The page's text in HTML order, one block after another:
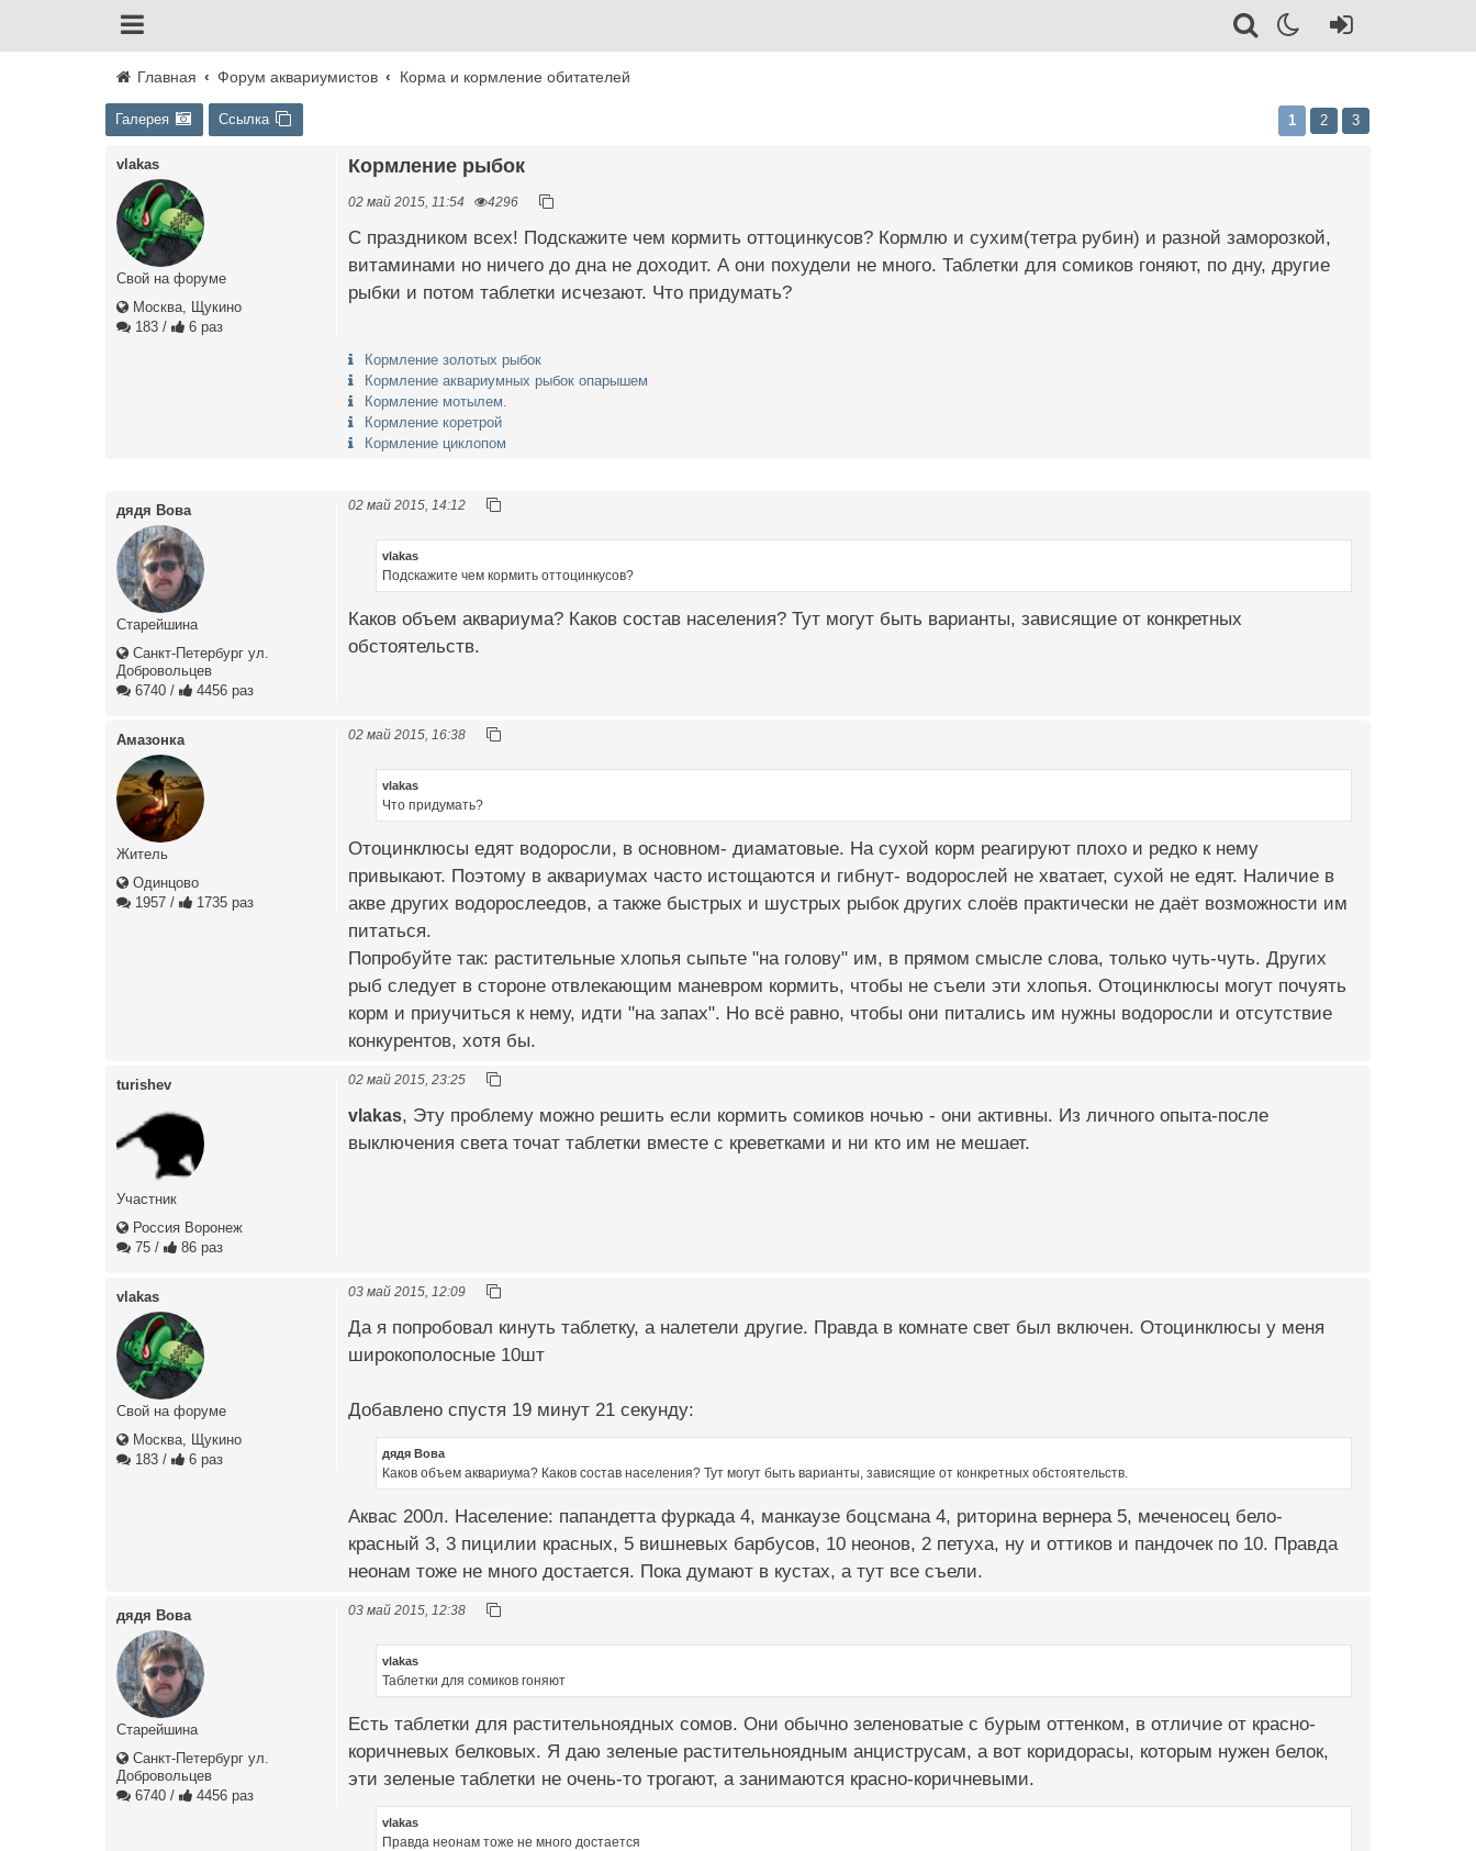
Главная Форум аквариумистов Корма и кормление обитателей
Галерея Ссылка 1 2 3
vlakas
Свой на форуме
Москва, Щукино
183 / 6 раз
Кормление рыбок
02 май 2015, 11:54 4296
С праздником всех! Подскажите чем кормить оттоцинкусов? Кормлю и сухим(тетра рубин) и разной заморозкой,
витаминами но ничего до дна не доходит. А они похудели не много. Таблетки для сомиков гоняют, по дну, другие
рыбки и потом таблетки исчезают. Что придумать?
Кормление золотых рыбок
Кормление аквариумных рыбок опарышем
Кормление мотылем.
Кормление коретрой
Кормление циклопом
дядя Вова
Старейшина
Санкт-Петербург ул.
Добровольцев
6740 / 4456 раз
02 май 2015, 14:12
vlakas
Подскажите чем кормить оттоцинкусов?
Каков объем аквариума? Каков состав населения? Тут могут быть варианты, зависящие от конкретных
обстоятельств.
Амазонка
Житель
Одинцово
1957 / 1735 раз
02 май 2015, 16:38
vlakas
Что придумать?
Отоцинклюсы едят водоросли, в основном- диаматовые. На сухой корм реагируют плохо и редко к нему
привыкают. Поэтому в аквариумах часто истощаются и гибнут- водорослей не хватает, сухой не едят. Наличие в
акве других водорослеедов, а также быстрых и шустрых рыбок других слоёв практически не даёт возможности им
питаться.
Попробуйте так: растительные хлопья сыпьте "на голову" им, в прямом смысле слова, только чуть-чуть. Других
рыб следует в стороне отвлекающим маневром кормить, чтобы не съели эти хлопья. Отоцинклюсы могут почуять
корм и приучиться к нему, идти "на запах". Но всё равно, чтобы они питались им нужны водоросли и отсутствие
конкурентов, хотя бы.
turishev
Участник
Россия Воронеж
75 / 86 раз
02 май 2015, 23:25
vlakas, Эту проблему можно решить если кормить сомиков ночью - они активны. Из личного опыта-после
выключения света точат таблетки вместе с креветками и ни кто им не мешает.
vlakas
Свой на форуме
Москва, Щукино
183 / 6 раз
03 май 2015, 12:09
Да я попробовал кинуть таблетку, а налетели другие. Правда в комнате свет был включен. Отоцинклюсы у меня
широкополосные 10шт
Добавлено спустя 19 минут 21 секунду:
дядя Вова
Каков объем аквариума? Каков состав населения? Тут могут быть варианты, зависящие от конкретных обстоятельств.
Аквас 200л. Население: папандетта фуркада 4, манкаузе боцсмана 4, риторина вернера 5, меченосец бело-
красный 3, 3 пицилии красных, 5 вишневых барбусов, 10 неонов, 2 петуха, ну и оттиков и пандочек по 10. Правда
неонам тоже не много достается. Пока думают в кустах, а тут все съели.
дядя Вова
Старейшина
Санкт-Петербург ул.
Добровольцев
6740 / 4456 раз
03 май 2015, 12:38
vlakas
Таблетки для сомиков гоняют
Есть таблетки для растительноядных сомов. Они обычно зеленоватые с бурым оттенком, в отличие от красно-
коричневых белковых. Я даю зеленые растительноядным анциструсам, а вот коридорасы, которым нужен белок,
эти зеленые таблетки не очень-то трогают, а занимаются красно-коричневыми.
vlakas
Правда неонам тоже не много достается